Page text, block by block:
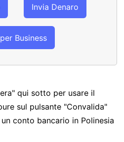
Invia Denaro
Business
qui sotto per usare il
sul pulsante "Convalida"
conto bancario in Polinesia